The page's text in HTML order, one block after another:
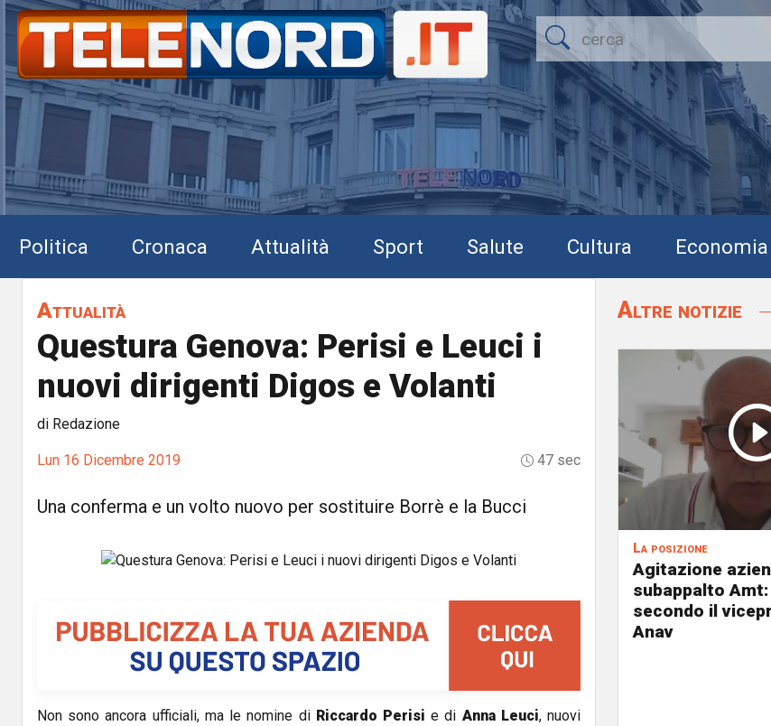
Politica Cronaca Attualità Sport Salute Cultura Economia
Attualità
Questura Genova: Perisi e Leuci i
nuovi dirigenti Digos e Volanti
di Redazione
Lun 16 Dicembre 2019 47 sec
Una conferma e un volto nuovo per sostituire Borrè e la Bucci
Non sono ancora ufficiali, ma le nomine di Riccardo Perisi e di Anna Leuci, nuovi
Altre notizie
La posizione
Agitazione
subappalto
secondo il
Anav